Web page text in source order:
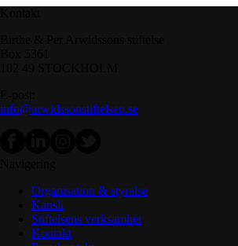
info@arwidssonstiftelsen.se
Organisation & styrelse
Kansli
Stiftelsens verksamhet
Kontakt